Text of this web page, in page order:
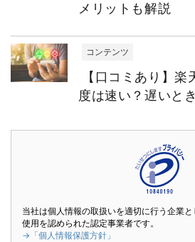
メリットも解説
コンテンツ
【口コミあり】
度は速い？遅いと
当社は個人情報の取扱いを適切に行う企業
使用を認められた認定事業者です。
→「個人情報保護方針」